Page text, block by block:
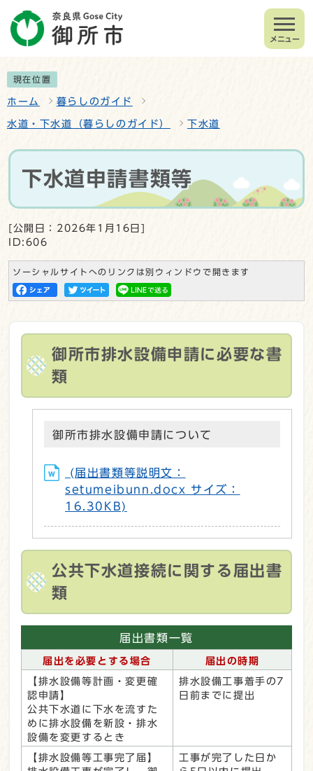
メニュー
現在位置
ホーム 暮らしのガイド
水道・下水道（暮らしのガイド） 下水道
下水道申請書類等
[公開日：2026年1月16日]
ID:606
ソーシャルサイトへのリンクは別ウィンドウで開きます
御所市排水設備申請に必要な書
類
御所市排水設備申請について
(届出書類等説明文：
setumeibunn.docx サイズ：
16.30KB)
公共下水道接続に関する届出書
類
届出書類一覧
届出を必要とする場合 届出の時期
【排水設備等計画・変更確
認申請】
公共下水道に下水を流すた
めに排水設備を新設・排水
設備を変更するとき
排水設備工事着手の7
日前までに提出
【排水設備等工事完了届】
工事が完了した日か